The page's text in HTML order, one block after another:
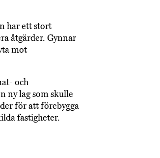
har ett stort
åtgärder. Gynnar
mot
och
ny lag som skulle
för att förebygga
fastigheter.